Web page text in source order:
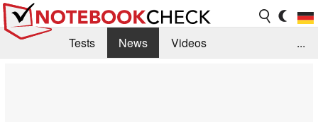
Tests News
Videos
...